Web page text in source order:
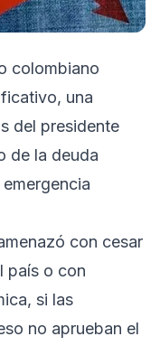
colombiano
una
del presidente
de la deuda
con cesar
país o con
si las
no aprueban el